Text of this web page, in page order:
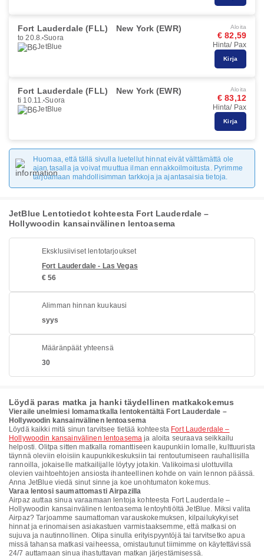
Fort Lauderdale (FLL) New York (EWR)
to 20.8. Suora
JetBlue
Aloita
€ 82,59
Hinta/ Pax
Kirja
Fort Lauderdale (FLL) New York (EWR)
ti 10.11. Suora
JetBlue
Aloita
€ 83,12
Hinta/ Pax
Kirja
Huomaa, että tällä sivulla luetellut hinnat eivät välttämättä ole
ajan tasalla ja voivat muuttua ilman ennakkoilmoitusta. Pyrimme
tarjoamaan mahdollisimman tarkkoja ja ajantasaisia tietoja.
JetBlue Lentotiedot kohteesta Fort Lauderdale –
Hollywoodin kansainvälinen lentoasema
Eksklusiiviset lentotarjoukset
Fort Lauderdale - Las Vegas
€ 56
Alimman hinnan kuukausi
syys
Määränpäät yhteensä
30
Löydä paras matka ja hanki täydellinen matkakokemus
Vieraile unelmiesi lomamatkalla lentokentältä Fort Lauderdale –
Hollywoodin kansainvälinen lentoasema
Löydä kaikki mitä sinun tarvitsee tietää kohteesta Fort Lauderdale –
Hollywoodin kansainvälinen lentoasema ja aloita seuraava seikkailu
helposti. Olitpa sitten matkalla romanttiseen kaupunkiin lomalle, kulttuurista
täynnä oleviin eloisiin kaupunkikeskuksiin tai rentoutumiseen rauhallisilla
rannoilla, jokaiselle matkailijalle löytyy jotakin. Valikoimasi ulottuvilla
olevien vaihtoehtojen ansiosta ihanteellinen kohde on vain lennon päässä.
Anna JetBlue viedä sinut sinne ja koe unohtumaton kokemus.
Varaa lentosi saumattomasti Airpazilla
Airpaz auttaa sinua varaamaan lentoja kohteesta Fort Lauderdale –
Hollywoodin kansainvälinen lentoasema lentoyhtiöltä JetBlue. Miksi valita
Airpaz? Tarjoamme saumattoman varauskokemuksen, kilpailukykyiset
hinnat ja erinomaisen asiakastuen varmistaaksemme, että matkasi on
sujuva ja nautinnollinen. Olipa sinulla erityispyyntöjä tai tarvitsetko apua
missä tahansa matkasi vaiheessa, omistautunut tiimimme on käytettävissä
24/7 auttamaan sinua ihastuttavan matkan järjestämisessä.